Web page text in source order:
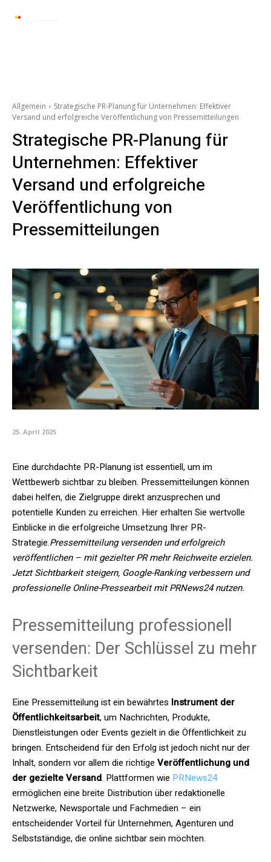
Allgemein
Strategische PR-Planung für Unternehmen: Effektiver
Versand und erfolgreiche Veröffentlichung von Pressemitteilungen
Strategische PR-Planung für
Unternehmen: Effektiver
Versand und erfolgreiche
Veröffentlichung von
Pressemitteilungen
25. April 2025
Eine durchdachte PR-Planung ist essentiell, um im
Wettbewerb sichtbar zu bleiben. Pressemitteilungen können
dabei helfen, die Zielgruppe direkt anzusprechen und
potentielle Kunden zu erreichen. Hier erhalten Sie wertvolle
Einblicke in die erfolgreiche Umsetzung Ihrer PR-
Strategie.Pressemitteilung versenden und erfolgreich
veröffentlichen – mit gezielter PR mehr Reichweite erzielen.
Jetzt Sichtbarkeit steigern, Google-Ranking verbessern und
professionelle Online-Pressearbeit mit PRNews24 nutzen.
Pressemitteilung professionell
versenden: Der Schlüssel zu mehr
Sichtbarkeit
Eine Pressemitteilung ist ein bewährtes Instrument der
Öffentlichkeitsarbeit, um Nachrichten, Produkte,
Dienstleistungen oder Events gezielt in die Öffentlichkeit zu
bringen. Entscheidend für den Erfolg ist jedoch nicht nur der
Inhalt, sondern vor allem die richtige Veröffentlichung und
der gezielte Versand. Plattformen wie PRNews24
ermöglichen eine breite Distribution über redaktionelle
Netzwerke, Newsportale und Fachmedien – ein
entscheidender Vorteil für Unternehmen, Agenturen und
Selbstständige, die online sichtbar sein möchten.